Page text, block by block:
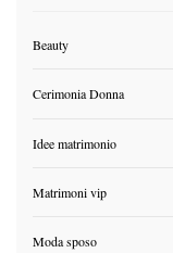
Beauty
Cerimonia Donna
Idee matrimonio
Matrimoni vip
Moda sposo